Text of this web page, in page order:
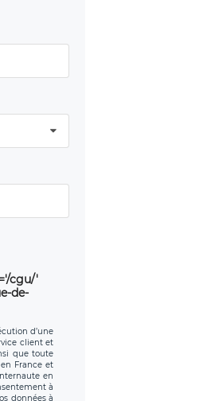
cgu/'
de-
d’une
client et
que toute
France et
en
à
données à